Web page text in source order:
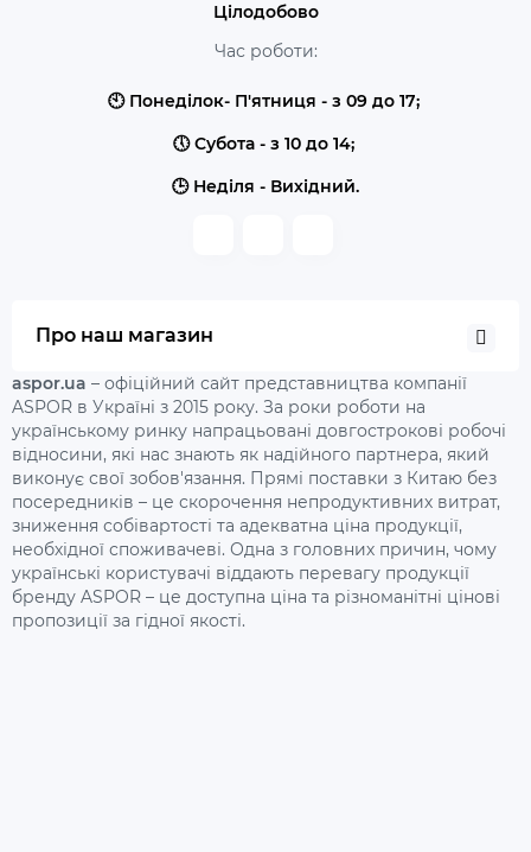
Цілодобово
Час роботи:
🕙 Понеділок- П'ятниця - з 09 до 17;
🕔 Субота - з 10 до 14;
🕒 Неділя - Вихідний.
Про наш магазин
aspor.ua – офіційний сайт представництва компанії
ASPOR в Україні з 2015 року. За роки роботи на
українському ринку напрацьовані довгострокові робочі
відносини, які нас знають як надійного партнера, який
виконує свої зобов'язання. Прямі поставки з Китаю без
посередників – це скорочення непродуктивних витрат,
зниження собівартості та адекватна ціна продукції,
необхідної споживачеві. Одна з головних причин, чому
українські користувачі віддають перевагу продукції
бренду ASPOR – це доступна ціна та різноманітні цінові
пропозиції за гідної якості.